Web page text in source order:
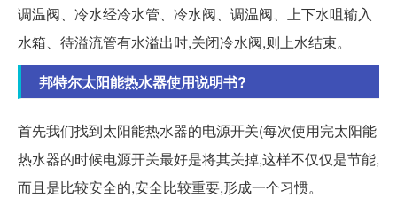
调温阀、冷水经冷水管、冷水阀、调温阀、上下水咀输入
水箱、待溢流管有水溢出时,关闭冷水阀,则上水结束。
邦特尔太阳能热水器使用说明书?
首先我们找到太阳能热水器的电源开关(每次使用完太阳能
热水器的时候电源开关最好是将其关掉,这样不仅仅是节能,
而且是比较安全的,安全比较重要,形成一个习惯。